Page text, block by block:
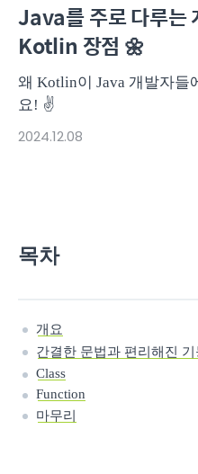
Java를 주로 다루는
Kotlin 장점 🌼
왜 Kotlin이 Java 개발자들
요! ✌️
2024.12.08
목차
개요
간결한 문법과 편리해진 기
Class
Function
마무리